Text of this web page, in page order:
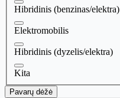
Hibridinis (benzinas/elektra)
Elektromobilis
Hibridinis (dyzelis/elektra)
Kita
Pavarų dėžė